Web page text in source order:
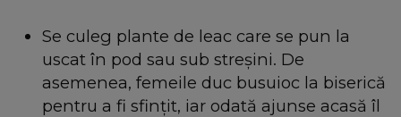
Se culeg plante de leac care se pun la
uscat în pod sau sub streșini. De
asemenea, femeile duc busuioc la biserică
pentru a fi sfințit, iar odată ajunse acasă îl